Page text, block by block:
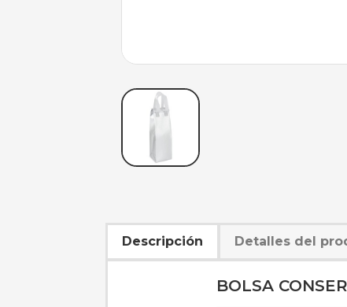
Descripción Detalles del
BOLSA